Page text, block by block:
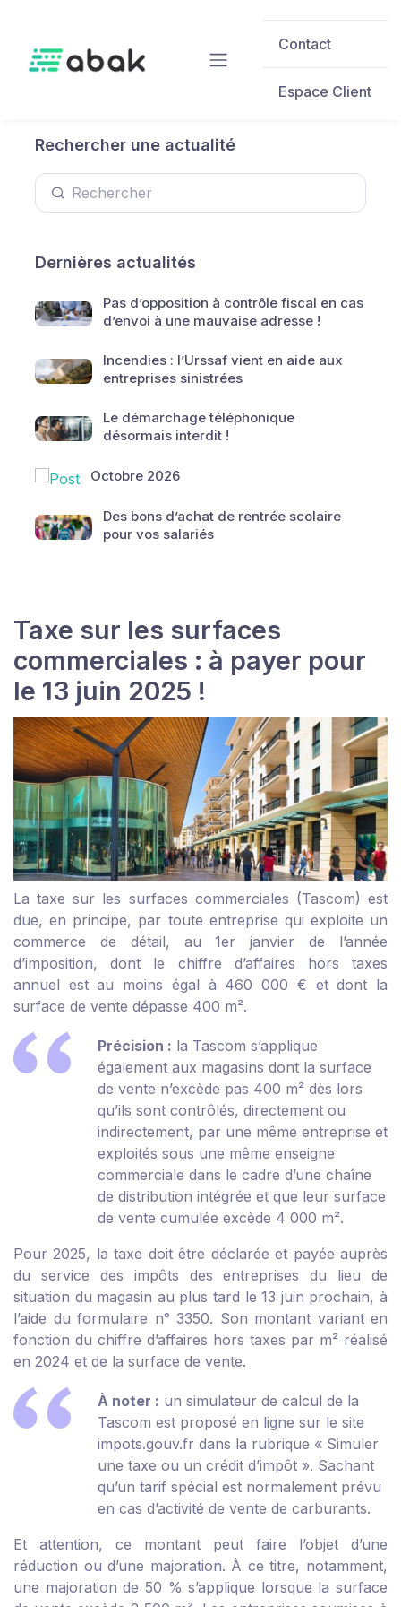
Contact
Espace Client
Rechercher une actualité
Dernières actualités
Pas d’opposition à contrôle fiscal en cas
d’envoi à une mauvaise adresse !
Incendies : l’Urssaf vient en aide aux
entreprises sinistrées
Le démarchage téléphonique
désormais interdit !
Octobre 2026
Des bons d’achat de rentrée scolaire
pour vos salariés
Taxe sur les surfaces
commerciales : à payer pour
le 13 juin 2025 !
La taxe sur les surfaces commerciales (Tascom) est
due, en principe, par toute entreprise qui exploite un
commerce de détail, au 1er janvier de l’année
d’imposition, dont le chiffre d’affaires hors taxes
annuel est au moins égal à 460 000 € et dont la
surface de vente dépasse 400 m².
Précision : la Tascom s’applique
également aux magasins dont la surface
de vente n’excède pas 400 m² dès lors
qu’ils sont contrôlés, directement ou
indirectement, par une même entreprise et
exploités sous une même enseigne
commerciale dans le cadre d’une chaîne
de distribution intégrée et que leur surface
de vente cumulée excède 4 000 m².
Pour 2025, la taxe doit être déclarée et payée auprès
du service des impôts des entreprises du lieu de
situation du magasin au plus tard le 13 juin prochain, à
l’aide du formulaire n° 3350. Son montant variant en
fonction du chiffre d’affaires hors taxes par m² réalisé
en 2024 et de la surface de vente.
À noter : un simulateur de calcul de la
Tascom est proposé en ligne sur le site
impots.gouv.fr dans la rubrique « Simuler
une taxe ou un crédit d’impôt ». Sachant
qu’un tarif spécial est normalement prévu
en cas d’activité de vente de carburants.
Et attention, ce montant peut faire l’objet d’une
réduction ou d’une majoration. À ce titre, notamment,
une majoration de 50 % s’applique lorsque la surface